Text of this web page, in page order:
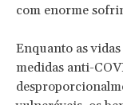
com enorme
Enquanto as
medidas anti-